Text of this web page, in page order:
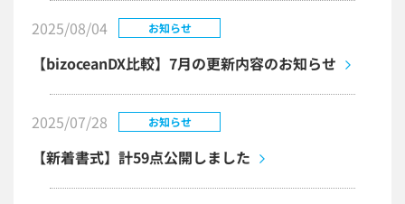
2025/08/04 お知らせ
【bizoceanDX比較】7月の更新内容のお知らせ
2025/07/28 お知らせ
【新着書式】計59点公開しました